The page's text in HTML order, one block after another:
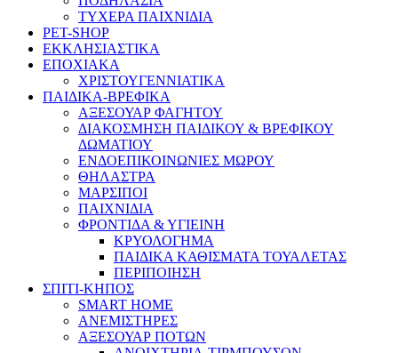
ΤΥΧΕΡΑ ΠΑΙΧΝΙΔΙΑ
PET-SHOP
ΕΚΚΛΗΣΙΑΣΤΙΚΑ
ΕΠΟΧΙΑΚΑ
ΧΡΙΣΤΟΥΓΕΝΝΙΑΤΙΚΑ
ΠΑΙΔΙΚΑ-ΒΡΕΦΙΚΑ
ΑΞΕΣΟΥΑΡ ΦΑΓΗΤΟΥ
ΔΙΑΚΟΣΜΗΣΗ ΠΑΙΔΙΚΟΥ & ΒΡΕΦΙΚΟΥ
ΔΩΜΑΤΙΟΥ
ΕΝΔΟΕΠΙΚΟΙΝΩΝΙΕΣ ΜΩΡΟΥ
ΘΗΛΑΣΤΡΑ
ΜΑΡΣΙΠΟΙ
ΠΑΙΧΝΙΔΙΑ
ΦΡΟΝΤΙΔΑ & ΥΓΙΕΙΝΗ
ΚΡΥΟΛΟΓΗΜΑ
ΠΑΙΔΙΚΑ ΚΑΘΙΣΜΑΤΑ ΤΟΥΑΛΕΤΑΣ
ΠΕΡΙΠΟΙΗΣΗ
ΣΠΙΤΙ-ΚΗΠΟΣ
SMART HOME
ΑΝΕΜΙΣΤΗΡΕΣ
ΑΞΕΣΟΥΑΡ ΠΟΤΩΝ